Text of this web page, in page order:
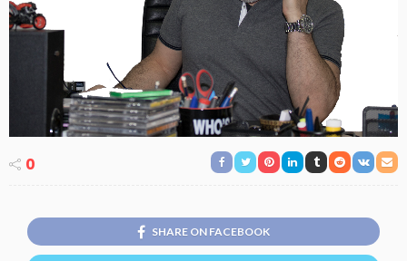
0
SHARE ON FACEBOOK